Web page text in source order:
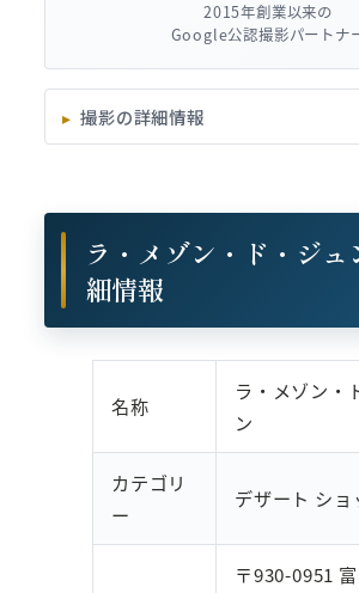
2015年創業以来の
Google公認撮影パートナ
撮影の詳細情報
ラ・メゾン・ド・ジュ
細情報
名称
ラ・メゾン・
ン
カテゴリ
ー
デザート ショ
〒930-0951